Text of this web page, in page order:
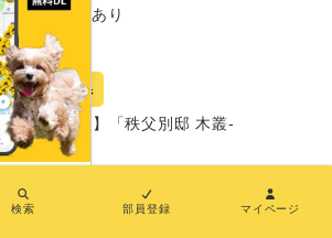
ドッグランあり
宿 埼玉県
玉・秩父市】「秩父別邸 木叢-
」
検索 部員登録 マイページ